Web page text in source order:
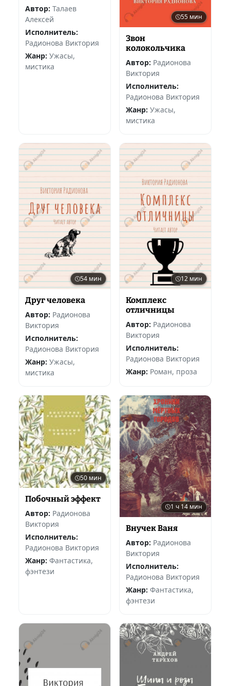
Автор: Талаев
Алексей
Исполнитель:
Радионова Виктория
Жанр: Ужасы,
мистика
55 мин
Звон
колокольчика
Автор: Радионова
Виктория
Исполнитель:
Радионова Виктория
Жанр: Ужасы,
мистика
54 мин
Друг человека
Автор: Радионова
Виктория
Исполнитель:
Радионова Виктория
Жанр: Ужасы,
мистика
12 мин
Комплекс
отличницы
Автор: Радионова
Виктория
Исполнитель:
Радионова Виктория
Жанр: Роман, проза
50 мин
Побочный эффект
Автор: Радионова
Виктория
Исполнитель:
Радионова Виктория
Жанр: Фантастика,
фэнтези
1 ч 14 мин
Внучек Ваня
Автор: Радионова
Виктория
Исполнитель:
Радионова Виктория
Жанр: Фантастика,
фэнтези